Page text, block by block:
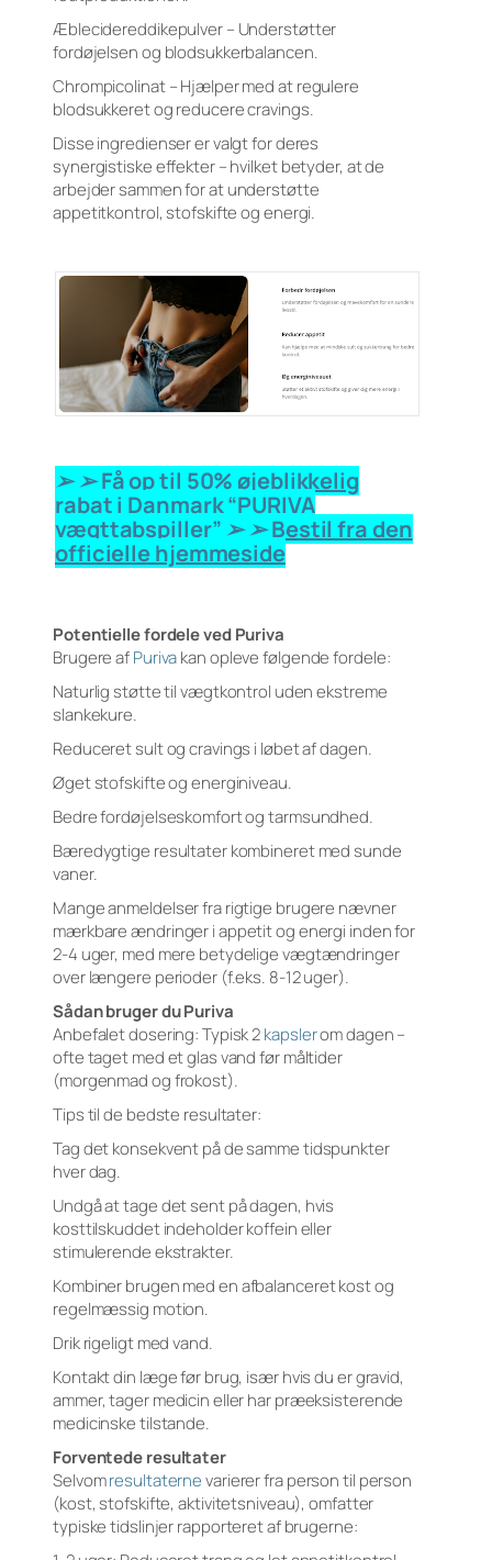
Æblecidereddikepulver – Understøtter
fordøjelsen og blodsukkerbalancen.
Chrompicolinat – Hjælper med at regulere
blodsukkeret og reducere cravings.
Disse ingredienser er valgt for deres
synergistiske effekter – hvilket betyder, at de
arbejder sammen for at understøtte
appetitkontrol, stofskifte og energi.
➢ ➢ Få op til 50% øjeblikkelig
rabat i Danmark “PURIVA
vægttabspiller” ➢ ➢ Bestil fra den
officielle hjemmeside
Potentielle fordele ved Puriva
Brugere afPurivakan opleve følgende fordele:
Naturlig støtte til vægtkontrol uden ekstreme
slankekure.
Reduceret sult og cravings i løbet af dagen.
Øget stofskifte og energiniveau.
Bedre fordøjelseskomfort og tarmsundhed.
Bæredygtige resultater kombineret med sunde
vaner.
Mange anmeldelser fra rigtige brugere nævner
mærkbare ændringer i appetit og energi inden for
2-4 uger, med mere betydelige vægtændringer
over længere perioder (f.eks. 8-12 uger).
Sådan bruger du Puriva
Anbefalet dosering: Typisk 2kapslerom dagen –
ofte taget med et glas vand før måltider
(morgenmad og frokost).
Tips til de bedste resultater:
Tag det konsekvent på de samme tidspunkter
hver dag.
Undgå at tage det sent på dagen, hvis
kosttilskuddet indeholder koffein eller
stimulerende ekstrakter.
Kombiner brugen med en afbalanceret kost og
regelmæssig motion.
Drik rigeligt med vand.
Kontakt din læge før brug, især hvis du er gravid,
ammer, tager medicin eller har præeksisterende
medicinske tilstande.
Forventede resultater
Selvomresultaternevarierer fra person til person
(kost, stofskifte, aktivitetsniveau), omfatter
typiske tidslinjer rapporteret af brugerne: